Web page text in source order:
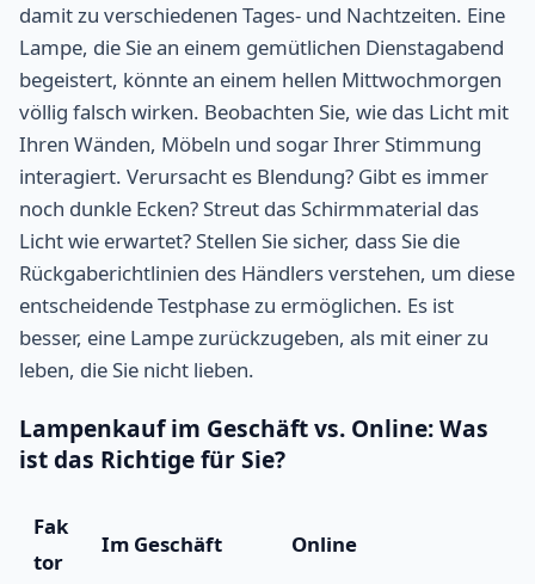
damit zu verschiedenen Tages- und Nachtzeiten. Eine
Lampe, die Sie an einem gemütlichen Dienstagabend
begeistert, könnte an einem hellen Mittwochmorgen
völlig falsch wirken. Beobachten Sie, wie das Licht mit
Ihren Wänden, Möbeln und sogar Ihrer Stimmung
interagiert. Verursacht es Blendung? Gibt es immer
noch dunkle Ecken? Streut das Schirmmaterial das
Licht wie erwartet? Stellen Sie sicher, dass Sie die
Rückgaberichtlinien des Händlers verstehen, um diese
entscheidende Testphase zu ermöglichen. Es ist
besser, eine Lampe zurückzugeben, als mit einer zu
leben, die Sie nicht lieben.
Lampenkauf im Geschäft vs. Online: Was
ist das Richtige für Sie?
Fak
tor
Im Geschäft Online